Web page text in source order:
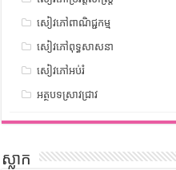
សៀវភៅពាណិជ្ជកម្ម
សៀវភៅពុទ្ធសាសនា
សៀវភៅអប់រំ
អត្ថបទស្រាវជ្រាវ
ស្លាក